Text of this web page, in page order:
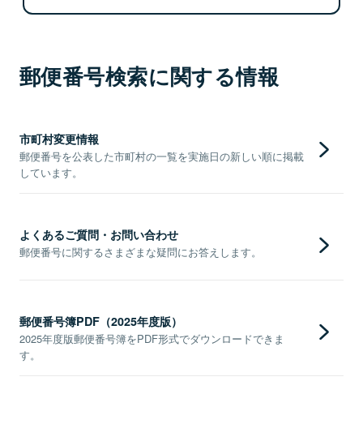
郵便番号検索に関する情報
市町村変更情報
郵便番号を公表した市町村の一覧を実施日の新しい順に掲載
しています。
よくあるご質問・お問い合わせ
郵便番号に関するさまざまな疑問にお答えします。
郵便番号簿PDF（2025年度版）
2025年度版郵便番号簿をPDF形式でダウンロードできま
す。